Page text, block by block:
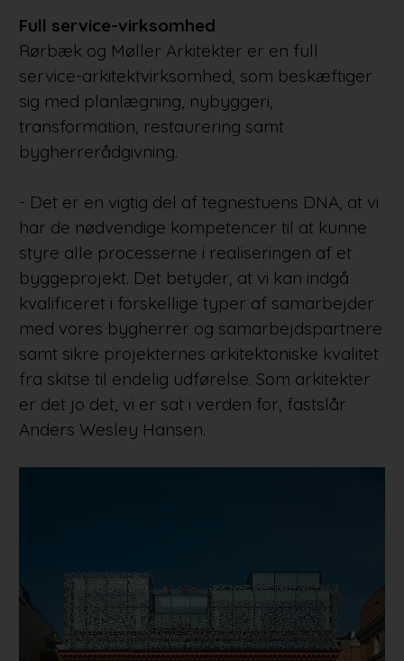
Full service-virksomhed
Rørbæk og Møller Arkitekter er en full
service-arkitektvirksomhed, som beskæftiger
sig med planlægning, nybyggeri,
transformation, restaurering samt
bygherrerådgivning.
- Det er en vigtig del af tegnestuens DNA, at vi
har de nødvendige kompetencer til at kunne
styre alle processerne i realiseringen af et
byggeprojekt. Det betyder, at vi kan indgå
kvalificeret i forskellige typer af samarbejder
med vores bygherrer og samarbejdspartnere
samt sikre projekternes arkitektoniske kvalitet
fra skitse til endelig udførelse. Som arkitekter
er det jo det, vi er sat i verden for, fastslår
Anders Wesley Hansen.